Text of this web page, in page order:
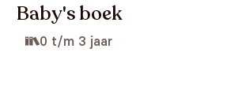
Baby's boek
0 t/m 3 jaar